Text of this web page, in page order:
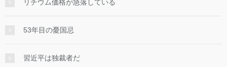
リチウム価格が急落している
53年目の憂国忌
習近平は独裁者だ